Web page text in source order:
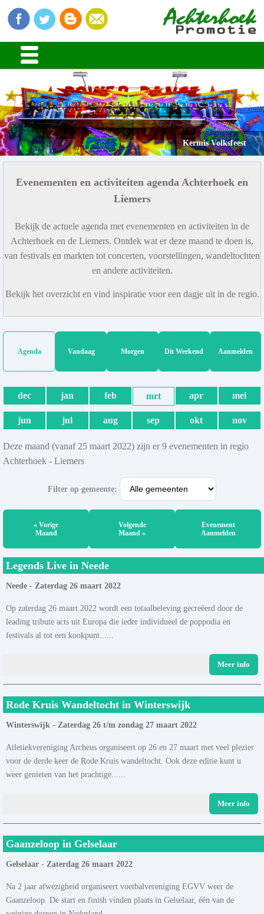
Kermis Volksfeest
Evenementen en activiteiten agenda Achterhoek en
Liemers
Bekijk de actuele agenda met evenementen en activiteiten in de
Achterhoek en de Liemers. Ontdek wat er deze maand te doen is,
van festivals en markten tot concerten, voorstellingen, wandeltochten
en andere activiteiten.
Bekijk het overzicht en vind inspiratie voor een dagje uit in de regio.
Agenda Vandaag Morgen Dit Weekend Aanmelden
dec jan feb mrt apr mei
jun jul aug sep okt nov
Deze maand (vanaf 25 maart 2022) zijn er 9 evenementen in regio
Achterhoek - Liemers
Filter op gemeente:
« Vorige
Maand
Volgende
Maand »
Evenement
Aanmelden
Legends Live in Neede
Neede - Zaterdag 26 maart 2022
Op zaterdag 26 maart 2022 wordt een totaalbeleving gecreëerd door de
leading tribute acts uit Europa die ieder individueel de poppodia en
festivals al tot een kookpunt......
Meer info
Rode Kruis Wandeltocht in Winterswijk
Winterswijk - Zaterdag 26 t/m zondag 27 maart 2022
Atletiekvereniging Archeus organiseert op 26 en 27 maart met veel plezier
voor de derde keer de Rode Kruis wandeltocht. Ook deze editie kunt u
weer genieten van het prachtige......
Meer info
Gaanzeloop in Gelselaar
Gelselaar - Zaterdag 26 maart 2022
Na 2 jaar afwezigheid organiseert voetbalvereniging EGVV weer de
Gaanzeloop. De start en finish vinden plaats in Gelselaar, één van de